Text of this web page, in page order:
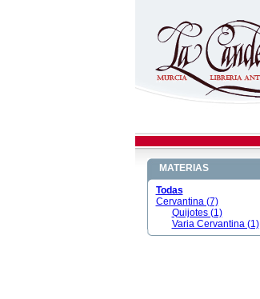
MATERIAS
Todas
Cervantina (7)
Quijotes (1)
Varia Cervantina (1)